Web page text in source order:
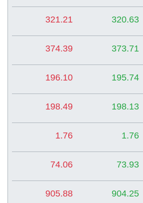
320.63
321.21
373.71
374.39
195.74
196.10
198.13
198.49
1.76
1.76
73.93
74.06
904.25
905.88